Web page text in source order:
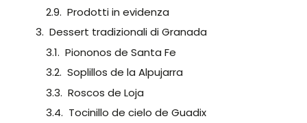
Prodotti in evidenza
Dessert tradizionali di Granada
Piononos de Santa Fe
Soplillos de la Alpujarra
Roscos de Loja
Tocinillo de cielo de Guadix